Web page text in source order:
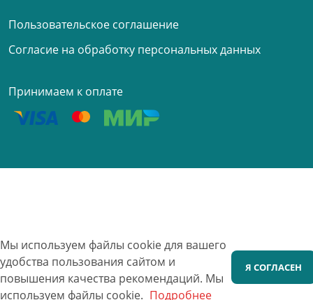
Мы используем файлы cookie для вашего
удобства пользования сайтом и
повышения качества рекомендаций. Мы
используем файлы cookie. Подробнее
Я СОГЛАСЕН
Пользовательское соглашение
Согласие на обработку персональных данных
Принимаем к оплате